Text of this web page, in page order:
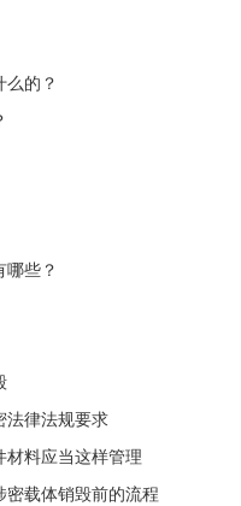
么的？
哪些？
法律法规要求
材料应当这样管理
密载体销毁前的流程